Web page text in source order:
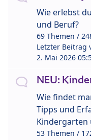
Wie erlebst
und Beruf?
69 Themen /
Letzter Beitrag
2. Mai 2026
NEU:
Wie findet
Tipps und
Kindergarten
53 Themen /